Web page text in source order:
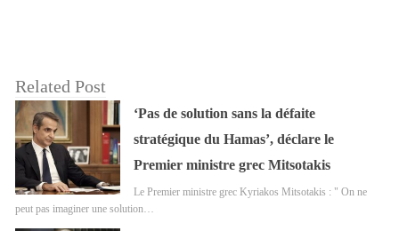
Related Post
‘Pas de solution sans la défaite
stratégique du Hamas’, déclare le
Premier ministre grec Mitsotakis
Le Premier ministre grec Kyriakos Mitsotakis : " On ne
peut pas imaginer une solution…